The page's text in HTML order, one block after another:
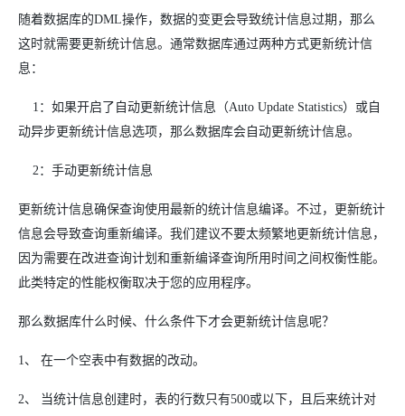
随着数据库的DML操作，数据的变更会导致统计信息过期，那么
这时就需要更新统计信息。通常数据库通过两种方式更新统计信
息：
1：如果开启了自动更新统计信息（Auto Update Statistics）或自
动异步更新统计信息选项，那么数据库会自动更新统计信息。
2：手动更新统计信息
更新统计信息确保查询使用最新的统计信息编译。不过，更新统计
信息会导致查询重新编译。我们建议不要太频繁地更新统计信息，
因为需要在改进查询计划和重新编译查询所用时间之间权衡性能。
此类特定的性能权衡取决于您的应用程序。
那么数据库什么时候、什么条件下才会更新统计信息呢？
1、 在一个空表中有数据的改动。
2、 当统计信息创建时，表的行数只有500或以下，且后来统计对